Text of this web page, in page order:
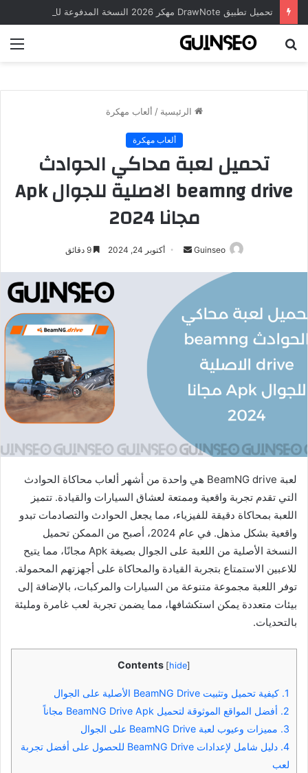
الرئيسية / ألعاب مهكرة
ألعاب مهكرة
تحميل لعبة محاكي الحوادث
beamng drive الاصلية للجوال Apk
مجانا 2024
Guinseo
أرسلأكتوبر 24, 2024 9 دقائق
لعبة BeamNG drive هي واحدة من أشهر ألعاب محاكاة الحوادث
التي تقدم تجربة واقعية وممتعة لعشاق السيارات والقيادة. تتميز
اللعبة بمحاكاة دقيقة للفيزياء، مما يجعل الحوادث والتصادمات تبدو
واقعية بشكل مذهل. في عام 2024، أصبح من الممكن تحميل
النسخة الأصلية من اللعبة على الجوال بصيغة Apk مجانًا، مما يتيح
للاعبين الاستمتاع بتجربة القيادة والمحاكاة على أجهزتهم المحمولة.
توفر اللعبة مجموعة متنوعة من السيارات والمركبات، بالإضافة إلى
بيئات متعددة يمكن استكشافها، مما يضمن تجربة لعب غامرة ومليئة
بالتحديات.
Contents [hide]
1. كيفية تحميل وتثبيت BeamNG Drive الأصلية على الجوال
2. أفضل المواقع الموثوقة لتحميل BeamNG Drive Apk مجاناً
3. مميزات وعيوب لعبة BeamNG Drive على الجوال
4.
دليل شامل لإعدادات BeamNG Drive للحصول على أفضل تجربة
لعب